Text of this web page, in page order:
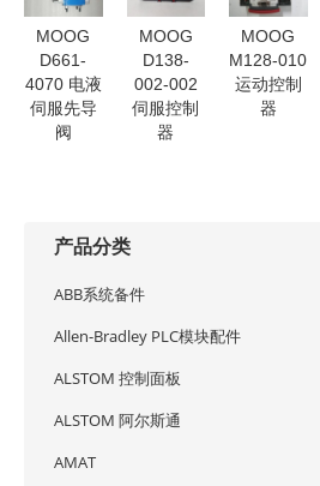
MOOG
D661-
4070 电液
伺服先导
阀
MOOG
D138-
002-002
伺服控制
器
MOOG
M128-010
运动控制
器
产品分类
ABB系统备件
Allen-Bradley PLC模块配件
ALSTOM 控制面板
ALSTOM 阿尔斯通
AMAT